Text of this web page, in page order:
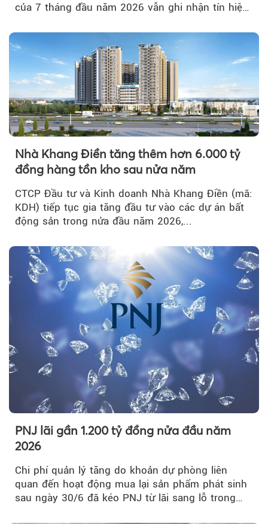
của 7 tháng đầu năm 2026 vẫn ghi nhận tín hiệu
Nhà Khang Điền tăng thêm hơn 6.000 tỷ
đồng hàng tồn kho sau nửa năm
CTCP Đầu tư và Kinh doanh Nhà Khang Điền (mã:
KDH) tiếp tục gia tăng đầu tư vào các dự án bất
động sản trong nửa đầu năm 2026,...
PNJ lãi gần 1.200 tỷ đồng nửa đầu năm
2026
Chi phí quản lý tăng do khoản dự phòng liên
quan đến hoạt động mua lại sản phẩm phát sinh
sau ngày 30/6 đã kéo PNJ từ lãi sang lỗ trong